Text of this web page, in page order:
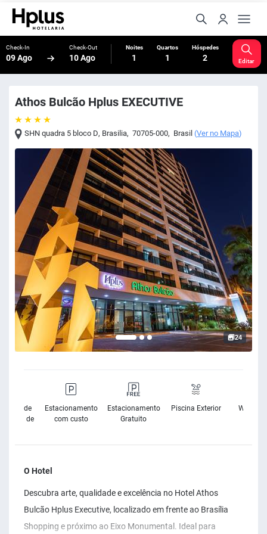
Check-In
09 Ago
Check-Out
10 Ago
Noites
1
Quartos
1
Hóspedes
2 Editar
Athos Bulcão Hplus EXECUTIVE
SHN quadra 5 bloco D, Brasilia, 70705-000, Brasil (Ver no Mapa)
24
de
Estacionamento
com custo
Estacionamento
Gratuito
Piscina Exterior Wifi
O Hotel
Descubra arte, qualidade e excelência no Hotel Athos
Bulcão Hplus Executive, localizado em frente ao Brasília
Shopping e próximo ao Eixo Monumental. Ideal para